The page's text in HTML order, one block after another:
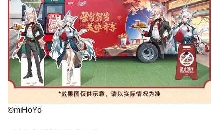
©miHoYo